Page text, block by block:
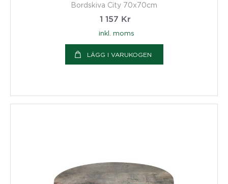
Bordskiva City 70x70cm
1 157 Kr
inkl. moms
LÄGG I VARUKOGEN